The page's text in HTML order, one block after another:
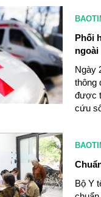
Phối
ngoài
Ngày
thông
được
cứu
Bộ Y